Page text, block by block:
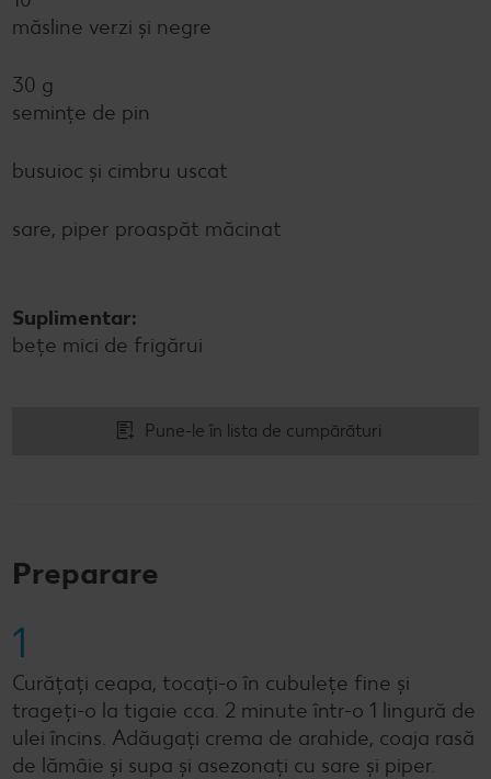
măsline verzi şi negre
30 g
seminţe de pin
busuioc şi cimbru uscat
sare, piper proaspăt măcinat
Suplimentar:
beţe mici de frigărui
Pune-le în lista de cumpărături
Preparare
1
Curăţaţi ceapa, tocaţi-o în cubuleţe fine şi
trageţi-o la tigaie cca. 2 minute într-o 1 lingură de
ulei încins. Adăugaţi crema de arahide, coaja rasă
de lămâie şi supa şi asezonaţi cu sare şi piper.